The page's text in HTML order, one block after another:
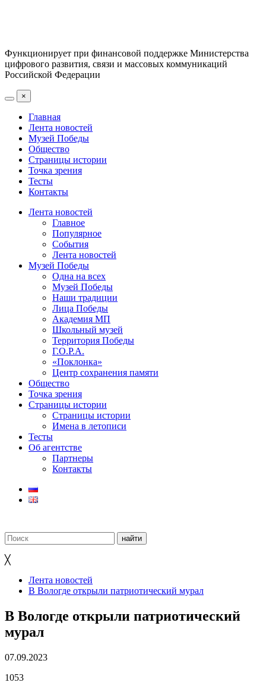
Функционирует при финансовой поддержке Министерства
цифрового развития, связи и массовых коммуникаций
Российской Федерации
×
Главная
Лента новостей
Музей Победы
Общество
Страницы истории
Точка зрения
Тесты
Контакты
Лента новостей
Главное
Популярное
События
Лента новостей
Музей Победы
Одна на всех
Музей Победы
Наши традиции
Лица Победы
Академия МП
Школьный музей
Территория Победы
Г.О.Р.А.
«Поклонка»
Центр сохранения памяти
Общество
Точка зрения
Страницы истории
Страницы истории
Имена в летописи
Тесты
Об агентстве
Партнеры
Контакты
╳
Лента новостей
В Вологде открыли патриотический мурал
В Вологде открыли патриотический
мурал
07.09.2023
1053